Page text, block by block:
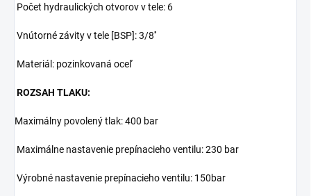
Počet hydraulických otvorov v tele: 6
Vnútorné závity v tele [BSP]: 3/8''
Materiál: pozinkovaná oceľ
ROZSAH TLAKU:
Maximálny povolený tlak: 400 bar
Maximálne nastavenie prepínacieho ventilu: 230 bar
Výrobné nastavenie prepínacieho ventilu: 150bar